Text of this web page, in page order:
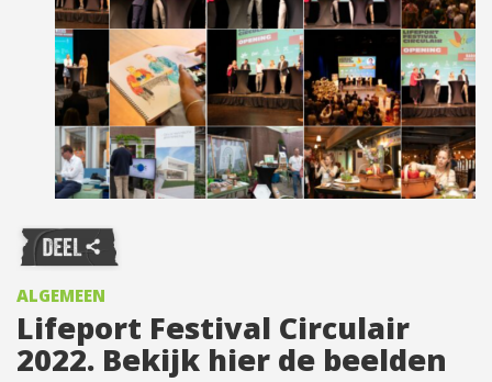
ALGEMEEN
Lifeport Festival Circulair
2022. Bekijk hier de beelden